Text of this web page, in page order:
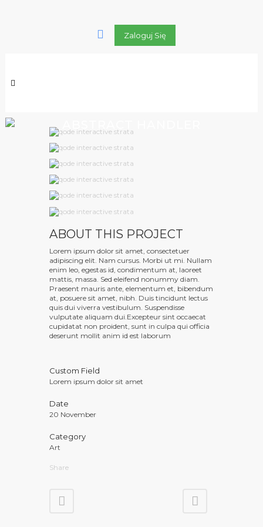
Zaloguj Się
ABOUT THIS PROJECT
Lorem ipsum dolor sit amet, consectetuer
adipiscing elit. Nam cursus. Morbi ut mi. Nullam
enim leo, egestas id, condimentum at, laoreet
mattis, massa. Sed eleifend nonummy diam.
Praesent mauris ante, elementum et, bibendum
at, posuere sit amet, nibh. Duis tincidunt lectus
quis dui viverra vestibulum. Suspendisse
vulputate aliquam dui.Excepteur sint occaecat
cupidatat non proident, sunt in culpa qui officia
deserunt mollit anim id est laborum
Custom Field
Lorem ipsum dolor sit amet
Date
20 November
Category
Art
Share